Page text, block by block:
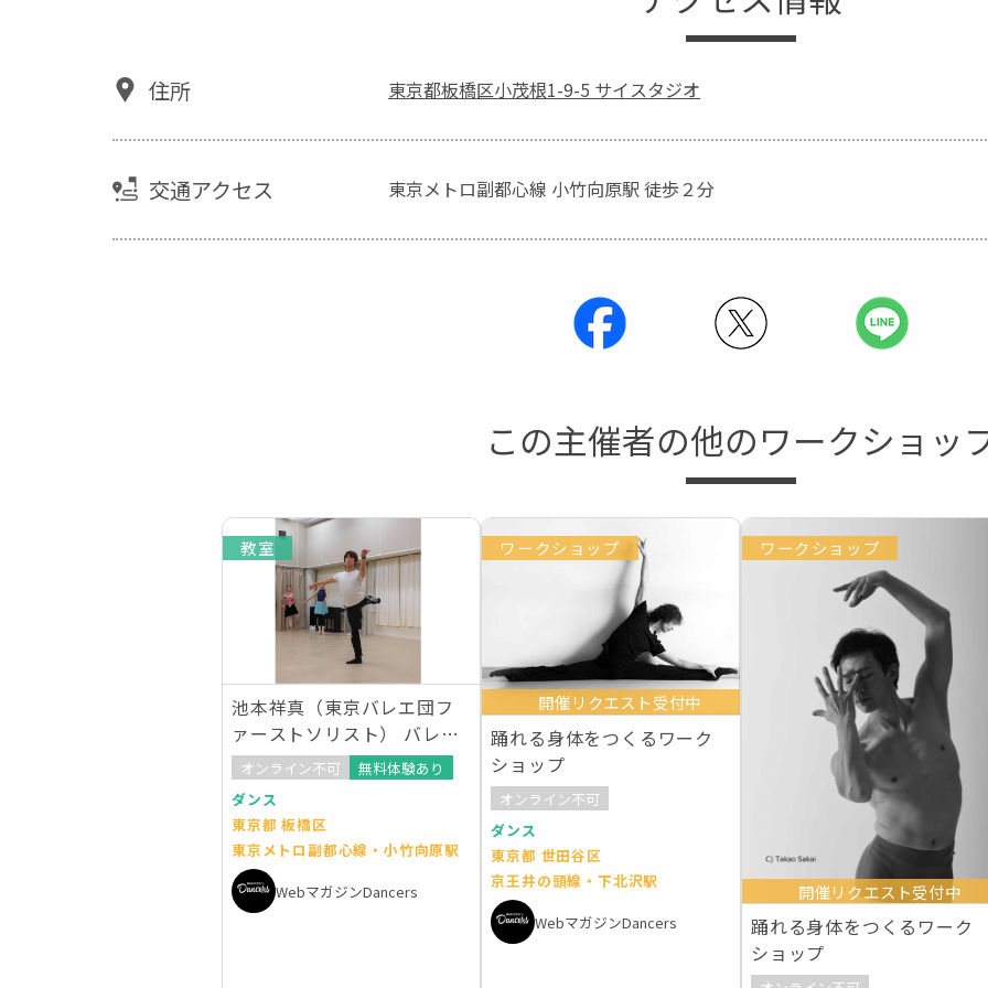
住所 東京都板橋区小茂根1-9-5 サイスタジオ
交通アクセス 東京メトロ副都心線 小竹向原駅 徒歩２分
この主催者の他のワークショッ
教室
池本祥真（東京バレエ団フ
ァーストソリスト） バレ
エ・オープンクラス
オンライン不可
無料体験あり
ダンス
東京都 板橋区
東京メトロ副都心線・小竹向原駅
WebマガジンDancers
ワークショップ
開催リクエスト受付中
踊れる身体をつくるワーク
ショップ
オンライン不可
ダンス
東京都 世田谷区
京王井の頭線・下北沢駅
WebマガジンDancers
ワークショップ
開催リクエスト受付中
踊れる身体をつくるワーク
ショップ